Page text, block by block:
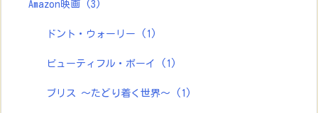
Amazon映画 (3)
ドント・ウォーリー (1)
ビューティフル・ボーイ (1)
ブリス ～たどり着く世界～ (1)